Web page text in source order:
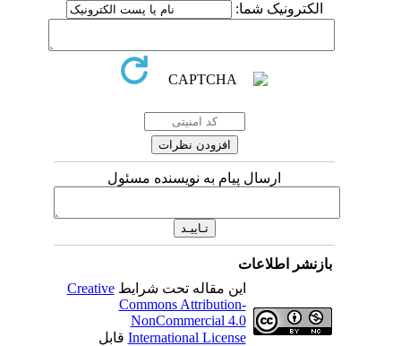
ارسال پیام به نویسنده مسئول
این مقاله تحت شرایطCreative
Commons Attribution-
NonCommercial 4.0
International Licenseقابل